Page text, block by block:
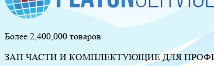
Более 2,400,000 товаров
ЗАП.ЧАСТИ И КОМПЛЕКТУЮЩИЕ ДЛЯ